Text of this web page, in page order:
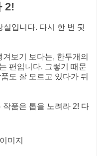
2!
입니다. 다시 한 번 뒷
보기 보다는, 한두개의
편입니다. 그렇기 때문
도 잘 모르고 있다가 뒤
품은 톱을 노려라 2! 다